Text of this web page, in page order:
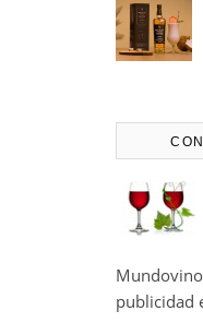
publicidad